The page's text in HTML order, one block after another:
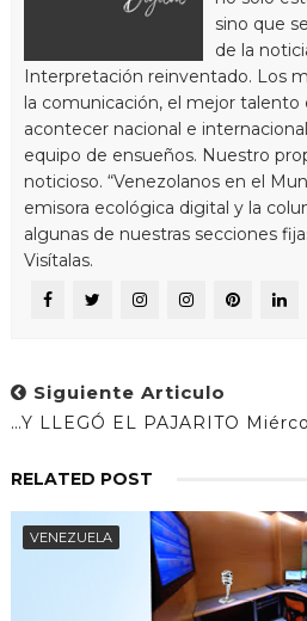
sino que
de la
Interpretación reinventado. Los
la comunicación, el mejor talento
acontecer nacional e
equipo de ensueños. Nuestro
noticioso. “Venezolanos en el
emisora ecológica digital y la
algunas de nuestras secciones
Visítalas.
Siguiente Articulo
…Y LLEGÓ EL PAJARITO
RELATED POST
VENEZUELA